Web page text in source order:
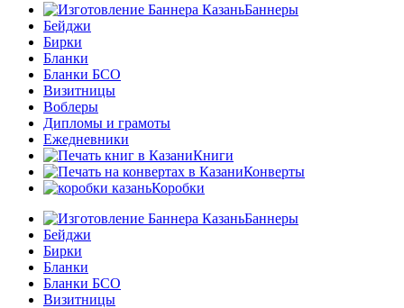
Баннеры
Бейджи
Бирки
Бланки
Бланки БСО
Визитницы
Воблеры
Дипломы и грамоты
Ежедневники
Книги
Конверты
Коробки
Баннеры
Бейджи
Бирки
Бланки
Бланки БСО
Визитницы